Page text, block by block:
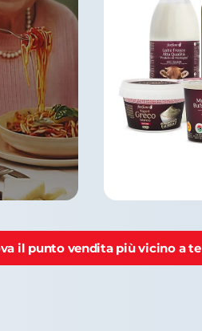
il punto vendita più vicino a te